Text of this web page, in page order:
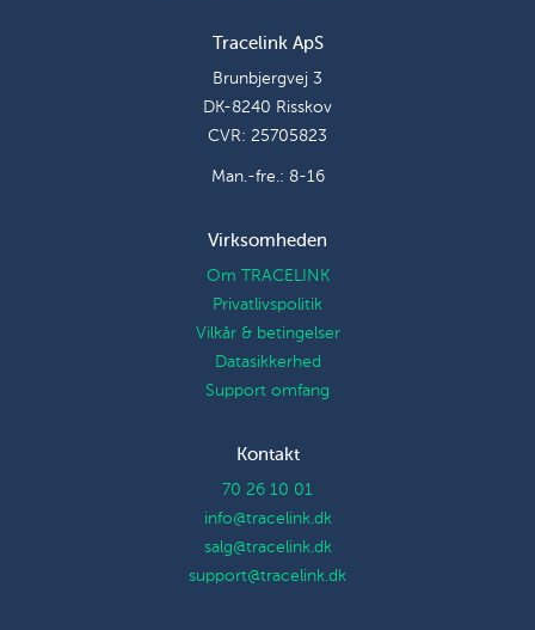
Tracelink ApS
Brunbjergvej 3
DK-8240 Risskov
CVR: 25705823
Man.-fre.: 8-16
Virksomheden
Om TRACELINK
Privatlivspolitik
Vilkår & betingelser
Datasikkerhed
Support omfang
Kontakt
70 26 10 01
info@tracelink.dk
salg@tracelink.dk
support@tracelink.dk